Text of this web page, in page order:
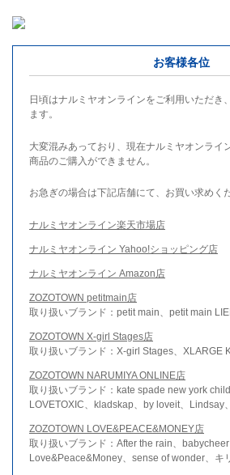
お客様各位
日頃はナルミヤオンラインをご利用いただき
ます。
大変混みあっており、現在ナルミヤオンライ
商品のご購入ができません。
お急ぎの場合は下記店舗にて、お買い求めく
ナルミヤオンライン楽天市場店
ナルミヤオンライン Yahoo!ショッピング店
ナルミヤオンライン Amazon店
ZOZOTOWN petitmain店
取り扱いブランド：petit main、petit main
ZOZOTOWN X-girl Stages店
取り扱いブランド：X-girl Stages、XLARGE
ZOZOTOWN NARUMIYA ONLINE店
取り扱いブランド：kate spade new york
LOVETOXIC、kladskap、by loveit、Lindsay
ZOZOTOWN LOVE&PEACE&MONEY店
取り扱いブランド：After the rain、babycheer
Love&Peace&Money、sense of wonder、キ